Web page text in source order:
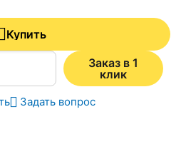
Купить
Заказ в 1
клик
Задать вопрос